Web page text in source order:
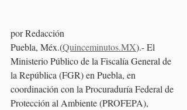
por Redacción
Puebla, Méx.(Quinceminutos.MX).- El
Ministerio Público de la Fiscalía General de
la República (FGR) en Puebla, en
coordinación con la Procuraduría Federal de
Protección al Ambiente (PROFEPA),